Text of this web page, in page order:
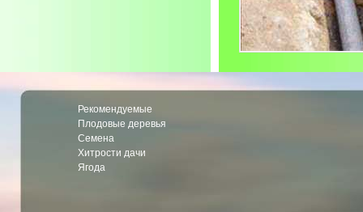
Рекомендуемые
Плодовые деревья
Семена
Хитрости дачи
Ягода